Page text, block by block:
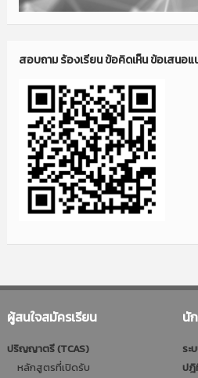
สอบถาม ร้องเรียน ข้อคิดเห็น ข้อเสนอแ
ผู้สนใจสมัครเรียน
ปริญญาตรี (TCAS)
หลักสูตรที่เปิดรับ
นั
ระ
ปฎิ